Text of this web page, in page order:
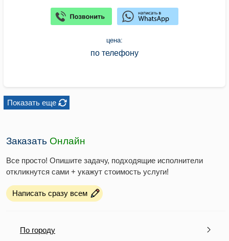
цена:
по телефону
Показать еще
Заказать Онлайн
Все просто! Опишите задачу, подходящие исполнители
откликнутся сами + укажут стоимость услуги!
Написать сразу всем
По городу